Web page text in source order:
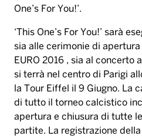
One’s For You!’.
‘This One’s For You!’ sarà
sia alle cerimonie di apertura
EURO 2016 , sia al concerto
si terrà nel centro di Parigi
la Tour Eiffel il 9 Giugno. La
di tutto il torneo calcistico
apertura e chiusura di tutte
partite. La registrazione